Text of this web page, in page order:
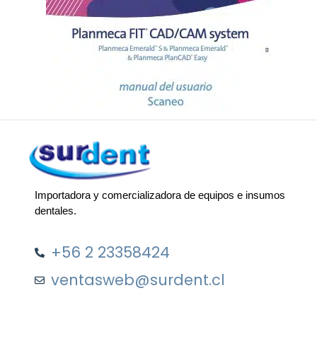
Importadora y comercializadora de equipos e insumos
dentales.
+56 2 23358424
ventasweb@surdent.cl